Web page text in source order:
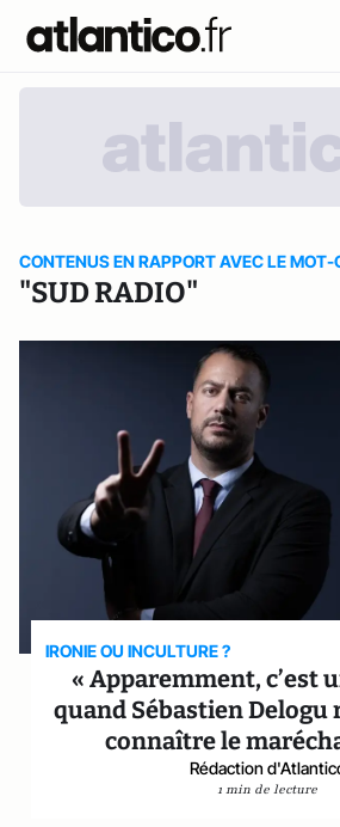
CONTENUS EN RAPPORT AVEC LE MOT-
"SUD RADIO"
IRONIE OU INCULTURE ?
« Apparemment, c’est
quand Sébastien Delogu
connaître le
Rédaction
1 min de lecture